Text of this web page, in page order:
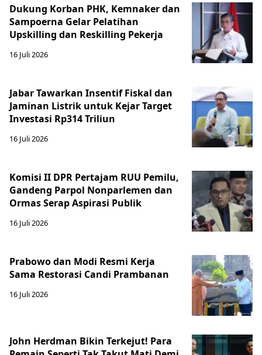
Dukung Korban PHK, Kemnaker dan
Sampoerna Gelar Pelatihan
Upskilling dan Reskilling Pekerja
16 Juli 2026
Jabar Tawarkan Insentif Fiskal dan
Jaminan Listrik untuk Kejar Target
Investasi Rp314 Triliun
16 Juli 2026
Komisi II DPR Pertajam RUU Pemilu,
Gandeng Parpol Nonparlemen dan
Ormas Serap Aspirasi Publik
16 Juli 2026
Prabowo dan Modi Resmi Kerja
Sama Restorasi Candi Prambanan
16 Juli 2026
John Herdman Bikin Terkejut! Para